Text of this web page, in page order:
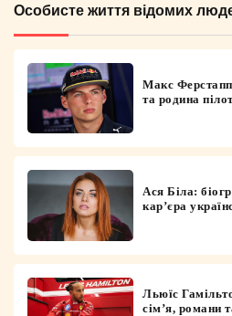
Особисте життя відомих
Макс
та родина
Ася Біла:
кар’єра
Льюїс
сім’я, романи